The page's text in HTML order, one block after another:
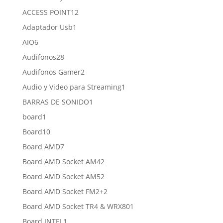
ACCESS POINT1212
Adaptador Usb1
AIO66
productos
Audifonos2828
productos
Audifonos Gamer22
productos
Audio y Video para Streaming1
BARRAS DE SONIDO1
board1
producto
Board1010
productos
Board AMD77
productos
Board AMD Socket AM422
productos
Board AMD Socket AM522
productos
Board AMD Socket FM2+22
productos
Board AMD Socket TR4 & WRX801